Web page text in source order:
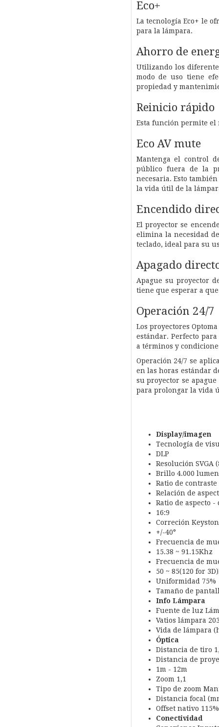
Eco+
La tecnología Eco+ le
para la lámpara.
Ahorro de
Utilizando los
modo de uso tiene
propiedad y
Reinicio rápido
Esta función permite el
Eco AV mute
Mantenga el control
público fuera de la
necesaria. Esto
la vida útil de la
Encendido
El proyector se
elimina la necesidad
teclado, ideal para su
Apagado
Apague su proyector
tiene que esperar a
Operación 24/7
Los proyectores
estándar. Perfecto
a términos y
Operación 24/7 se
en las horas estándar
su proyector se
para prolongar la vida
Display/imagen
Tecnología de
DLP
Resolución SVGA
Brillo 4.000
Ratio de contraste
Relación de
Ratio de aspecto -
16:9
Correción
+/-40°
Frecuencia de
15.38 ~ 91.15Khz
Frecuencia de
50 ~ 85(120 for
Uniformidad 75%
Tamaño de
Info Lámpara
Fuente de luz
Vatios lámpara
Vida de lámpara
Óptica
Distancia de tiro
Distancia de
1m - 12m
Zoom 1,1
Tipo de zoom
Distancia focal
Offset nativo 115%
Conectividad